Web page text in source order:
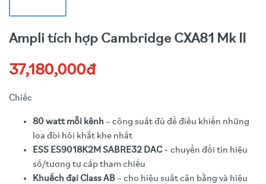
Ampli tích hợp Cambridge CXA81 Mk II
37,180,000đ
Chiếc
80 watt mỗi kênh – công suất đủ để điều khiển những
loa đòi hỏi khắt khe nhất
ESS ES9018K2M SABRE32 DAC– chuyển đổi tín hiệu
số/tương tự cấp tham chiếu
Khuếch đại Class AB – cho hiệu suất cân bằng và hiệu